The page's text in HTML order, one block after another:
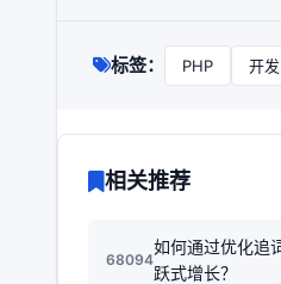
标签： PHP 开发
相关推荐
68094
如何通过优化追
跃式增长？